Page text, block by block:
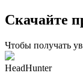
Скачайте
Чтобы получать
HeadHunter